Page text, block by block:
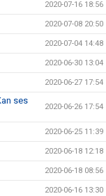
2020-07-16 18:56
2020-07-08 20:50
2020-07-04 14:48
2020-06-30 13:04
2020-06-27 17:54
ses
2020-06-26 17:54
2020-06-25 11:39
2020-06-18 12:18
2020-06-18 08:56
2020-06-16 13:30